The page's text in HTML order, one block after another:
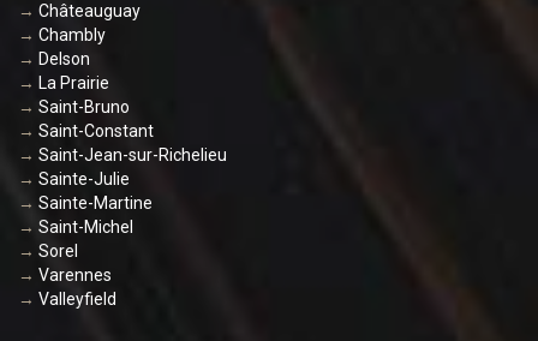
→ Châteauguay
→ Chambly
→ Delson
→ La Prairie
→ Saint-Bruno
→ Saint-Constant
→ Saint-Jean-sur-Richelieu
→ Sainte-Julie
→ Sainte-Martine
→ Saint-Michel
→ Sorel
→ Varennes
→ Valleyfield